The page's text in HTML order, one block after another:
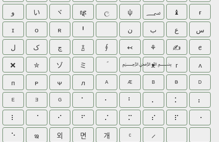
و
い ヾ ꦘ ල ψ ؄ ♝
ғ
ɪ
ᴏ ʀ ╹ ن ب ع
س
ل
ک چ ࿄ ∮ ↢ ⚘ ✍
ꫀ
❌
✮ ゾ ミ ﷽
ᴥ ᴦ
ᴧ
ᴨ
ᴩ ᴪ ᴫ ᴬ ᴭ ᴮ ᴯ
ᴰ
ᴱ
ᴲ ᴳ ⠁ ⠂ ⠃ ⠄ ⠅
⠆
⠇
⠈ ⠊ ⠋ ⠌ ⠍ ⠎ ⠏
⠐
⠑
ఇ 외 면
개